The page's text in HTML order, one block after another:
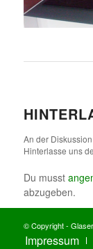
An der
Hinterlasse uns
Du musst
abzugeben.
© Copyright -
Impressum